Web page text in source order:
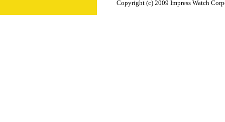
Copyright (c) 2009 Impress Watch